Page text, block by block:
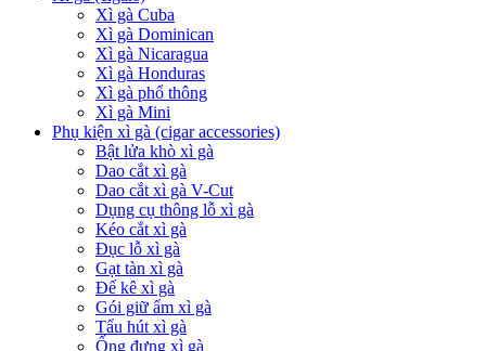
Xì gà Cuba
Xì gà Dominican
Xì gà Nicaragua
Xì gà Honduras
Xì gà phổ thông
Xì gà Mini
Phụ kiện xì gà (cigar accessories)
Bật lửa khò xì gà
Dao cắt xì gà
Dao cắt xì gà V-Cut
Dụng cụ thông lỗ xì gà
Kéo cắt xì gà
Đục lỗ xì gà
Gạt tàn xì gà
Đế kê xì gà
Gói giữ ẩm xì gà
Tẩu hút xì gà
Ống đựng xì gà